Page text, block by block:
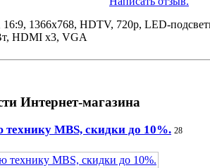
1366x768, HDTV, 720p, LED-
HDMI x3, VGA
Интернет-магазина
MBS, скидки до 10%. 28